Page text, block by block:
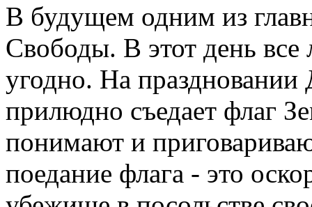
В будущем одним из
Свободы. В этот день все
угодно. На
прилюдно съедает флаг
понимают и
поедание флага - это